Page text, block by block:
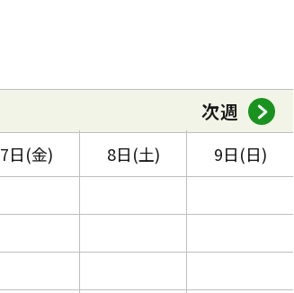
次週
7日(金) 8日(土) 9日(日)